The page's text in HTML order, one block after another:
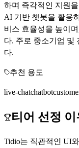
하며 즉각적인 지원
AI 기반 챗봇을 활용
비스 효율성을 높이
다. 주로 중소기업 및
다.
추천 용도
live-chatchatbot
티어 선정 이
Tidio는 직관적인 UI